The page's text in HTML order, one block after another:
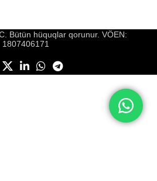
Bütün hüquqlar qorunur. VÖEN:
1807406171